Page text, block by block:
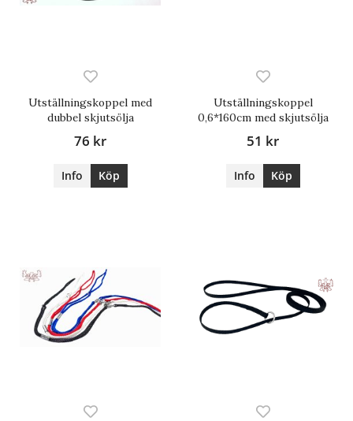
Utställningskoppel med
dubbel skjutsölja
76 kr
Info Köp
Utställningskoppel
0,6*160cm med skjutsölja
51 kr
Info Köp